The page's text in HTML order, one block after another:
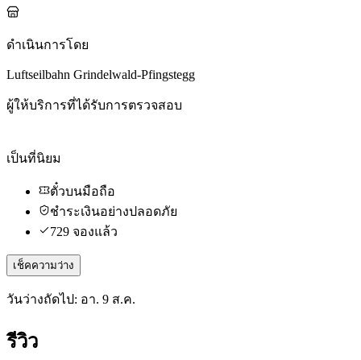
ดำเนินการโดย
Luftseilbahn Grindelwald-Pfingstegg
ผู้ให้บริการที่ได้รับการตรวจสอบ
เป็นที่นิยม
ตั๋วบนมือถือ
ชำระเงินอย่างปลอดภัย
729 จองแล้ว
เช็คความว่าง
วันว่างถัดไป: อา. 9 ส.ค.
รีวิว